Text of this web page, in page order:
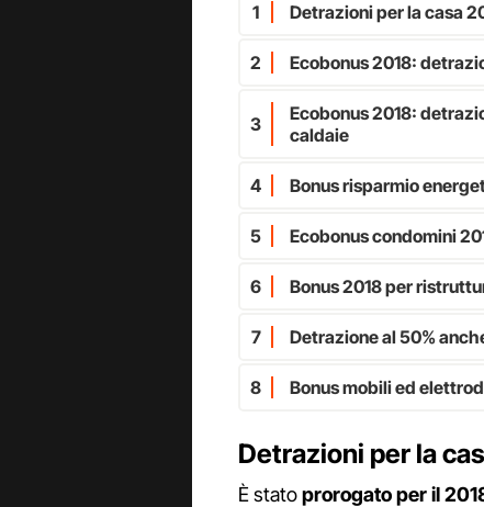
1 Detrazioni per la casa
2 Ecobonus 2018:
3
Ecobonus 2018:
caldaie
4 Bonus risparmio
5 Ecobonus condomini
6 Bonus 2018 per
7 Detrazione al 50%
8 Bonus mobili ed
Detrazioni per la
È statoprorogato per il